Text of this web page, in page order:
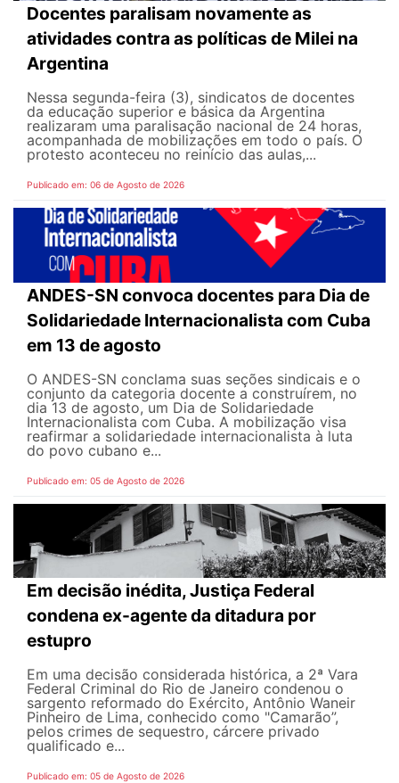
Docentes paralisam novamente as
atividades contra as políticas de Milei na
Argentina
Nessa segunda-feira (3), sindicatos de docentes
da educação superior e básica da Argentina
realizaram uma paralisação nacional de 24 horas,
acompanhada de mobilizações em todo o país. O
protesto aconteceu no reinício das aulas,...
Publicado em: 06 de Agosto de 2026
ANDES-SN convoca docentes para Dia de
Solidariedade Internacionalista com Cuba
em 13 de agosto
O ANDES-SN conclama suas seções sindicais e o
conjunto da categoria docente a construírem, no
dia 13 de agosto, um Dia de Solidariedade
Internacionalista com Cuba. A mobilização visa
reafirmar a solidariedade internacionalista à luta
do povo cubano e...
Publicado em: 05 de Agosto de 2026
Em decisão inédita, Justiça Federal
condena ex-agente da ditadura por
estupro
Em uma decisão considerada histórica, a 2ª Vara
Federal Criminal do Rio de Janeiro condenou o
sargento reformado do Exército, Antônio Waneir
Pinheiro de Lima, conhecido como "Camarão”,
pelos crimes de sequestro, cárcere privado
qualificado e...
Publicado em: 05 de Agosto de 2026